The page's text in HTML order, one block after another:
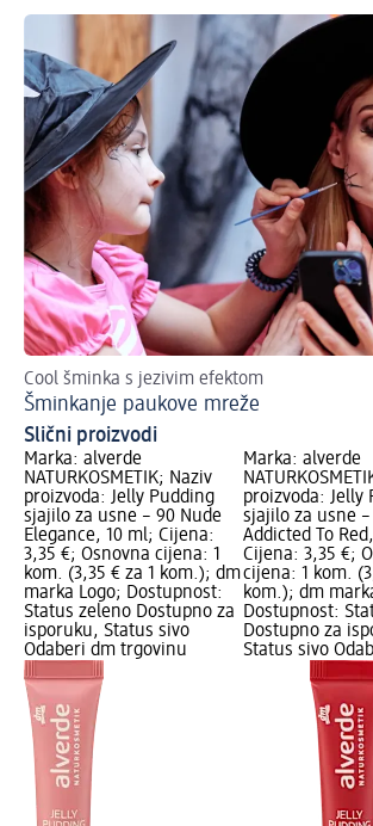
Cool šminka s jezivim efektom
Šminkanje paukove mreže
Slični proizvodi
Marka: alverde
NATURKOSMETIK; Naziv
proizvoda: Jelly Pudding
sjajilo za usne – 90 Nude
Elegance, 10 ml; Cijena:
3,35 €; Osnovna cijena: 1
kom. (3,35 € za 1 kom.); dm
marka Logo; Dostupnost:
Status zeleno Dostupno za
isporuku, Status sivo
Odaberi dm trgovinu
Marka: alverde
proizvoda: Jelly
sjajilo za usne
Addicted To
Cijena: 3,35 €;
cijena: 1 kom.
kom.); dm
Dostupnost:
Dostupno za
Status sivo